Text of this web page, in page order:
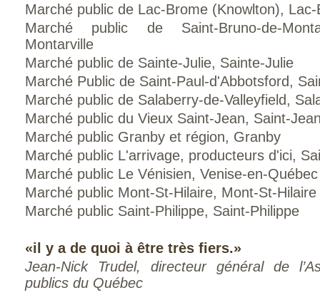
Marché public de Lac-Brome (Knowlton), Lac-
Marché public de Saint-Bruno-de-
Montarville
Marché public de Sainte-Julie, Sainte-Julie
Marché Public de Saint-Paul-d'Abbotsford,
Marché public de Salaberry-de-Valleyfield,
Marché public du Vieux Saint-Jean, Saint-
Marché public Granby et région, Granby
Marché public L'arrivage, producteurs d'ici,
Marché public Le Vénisien, Venise-en-Québec
Marché public Mont-St-Hilaire, Mont-St-Hilaire
Marché public Saint-Philippe, Saint-Philippe
«il y a de quoi à être très fiers.»
Jean-Nick Trudel, directeur général de
publics du Québec